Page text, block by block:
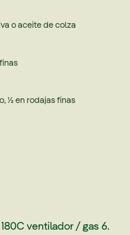
o aceite de colza
½ en rodajas finas
ventilador / gas 6.